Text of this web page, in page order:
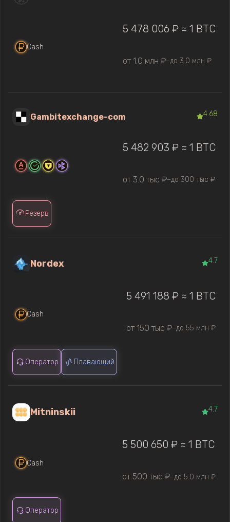
Cash
5 478 006 ₽ ≈ 1 BTC
от 1.0 млн ₽—до 3.0 млн ₽
Gambitexchange-com 4.68
5 482 903 ₽ ≈ 1 BTC
от 3.0 тыс ₽—до 300 тыс ₽
Резерв
Nordex 4.7
Cash
5 491 188 ₽ ≈ 1 BTC
от 150 тыс ₽—до 55 млн ₽
Оператор Плавающий
Mitninskii 4.7
Cash
5 500 650 ₽ ≈ 1 BTC
от 500 тыс ₽—до 5.0 млн ₽
Оператор